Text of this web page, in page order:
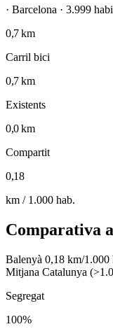
· Barcelona · 3.999
0,7 km
Carril bici
0,7 km
Existents
0,0 km
Compartit
0,18
km / 1.000 hab.
Comparativa
Balenyà 0,18 km/1.000
Mitjana Catalunya
Segregat
100%